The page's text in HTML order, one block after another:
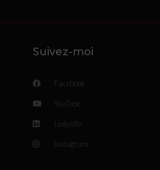
Suivez-moi
Facebook
YouTube
LinkedIn
Instagram